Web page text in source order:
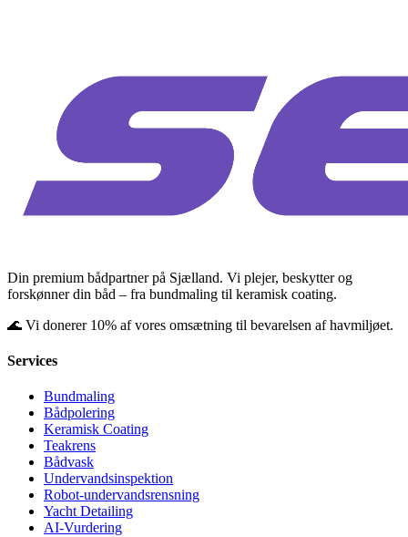
Din premium bådpartner på Sjælland. Vi plejer, beskytter og
forskønner din båd – fra bundmaling til keramisk coating.
🌊 Vi donerer 10% af vores omsætning til bevarelsen af havmiljøet.
Services
Bundmaling
Bådpolering
Keramisk Coating
Teakrens
Bådvask
Undervandsinspektion
Robot-undervandsrensning
Yacht Detailing
AI-Vurdering